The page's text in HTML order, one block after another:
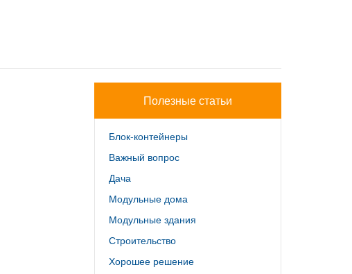
Полезные статьи
Блок-контейнеры
Важный вопрос
Дача
Модульные дома
Модульные здания
Строительство
Хорошее решение